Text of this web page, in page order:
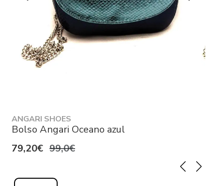
ANGARI SHOES
Bolso Angari Oceano azul
79,20€ 99,0€